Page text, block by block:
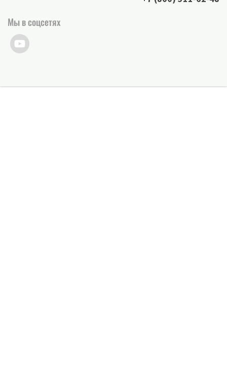
Мы в соцсетях